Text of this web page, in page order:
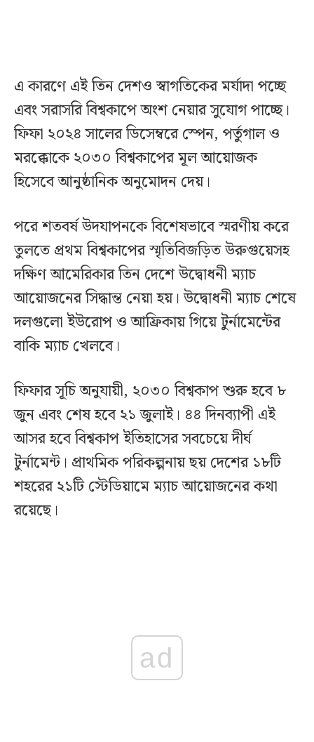
এ কারণে এই তিন দেশও স্বাগতিকের মর্যাদা পচ্ছে
এবং সরাসরি বিশ্বকাপে অংশ নেয়ার সুযোগ পাচ্ছে।
ফিফা ২০২৪ সালের ডিসেম্বরে স্পেন, পর্তুগাল ও
মরক্কোকে ২০৩০ বিশ্বকাপের মূল আয়োজক
হিসেবে আনুষ্ঠানিক অনুমোদন দেয়।
পরে শতবর্ষ উদযাপনকে বিশেষভাবে স্মরণীয় করে
তুলতে প্রথম বিশ্বকাপের স্মৃতিবিজড়িত উরুগুয়েসহ
দক্ষিণ আমেরিকার তিন দেশে উদ্বোধনী ম্যাচ
আয়োজনের সিদ্ধান্ত নেয়া হয়। উদ্বোধনী ম্যাচ শেষে
দলগুলো ইউরোপ ও আফ্রিকায় গিয়ে টুর্নামেন্টের
বাকি ম্যাচ খেলবে।
ফিফার সূচি অনুযায়ী, ২০৩০ বিশ্বকাপ শুরু হবে ৮
জুন এবং শেষ হবে ২১ জুলাই। ৪৪ দিনব্যাপী এই
আসর হবে বিশ্বকাপ ইতিহাসের সবচেয়ে দীর্ঘ
টুর্নামেন্ট। প্রাথমিক পরিকল্পনায় ছয় দেশের ১৮টি
শহরের ২১টি স্টেডিয়ামে ম্যাচ আয়োজনের কথা
রয়েছে।
ad